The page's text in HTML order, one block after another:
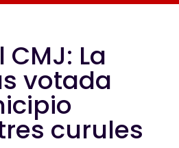
CMJ: La
votada
curules